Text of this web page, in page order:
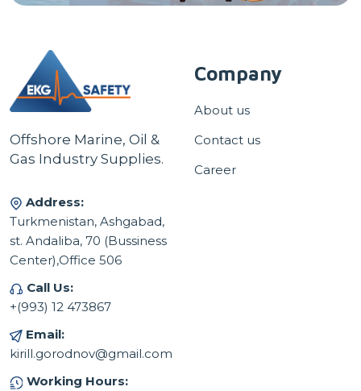
Offshore Marine, Oil &
Gas Industry Supplies.
Address:
Turkmenistan, Ashgabad,
st. Andaliba, 70 (Bussiness
Center),Office 506
Call Us:
+(993) 12 473867
Email:
kirill.gorodnov@gmail.com
Working Hours:
Company
About us
Contact us
Career